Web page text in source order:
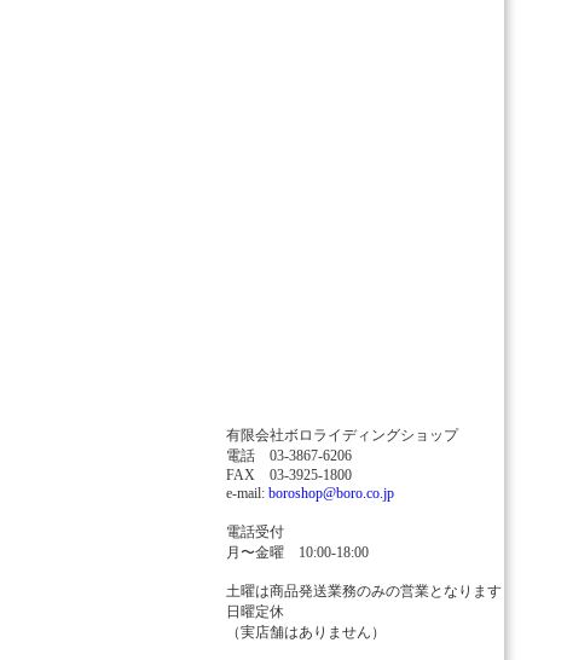
有限会社ボロライディングショップ
電話 03-3867-6206
FAX 03-3925-1800
e-mail: boroshop@boro.co.jp
電話受付
月〜金曜 10:00-18:00
土曜は商品発送業務のみの営業となります
日曜定休
（実店舗はありません）